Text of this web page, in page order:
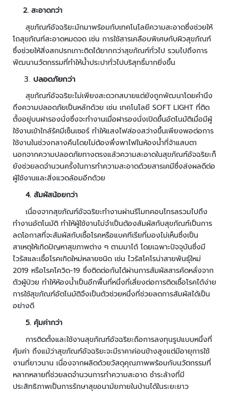
ว
จ
ส
อ
ค
ว
า
ป
ล
อ
ด
ภั
ย
เ
รื่
อ
ง
ต
ร
ว
จ
จั
ล
ห
ะ
แ
ล
ะ
2. สะอาดกว่า
สุขภัณฑ์อัจฉริยะมักมาพร้อมกับเทคโนโลยีความสะอาดซึ่งช่วยให้
โถสุขภัณฑ์สะอาดหมดจด เช่น การใช้สารเคลือบพิเศษกับผิวสุขภัณฑ์
ซึ่งช่วยให้สิ่งสกปรกเกาะติดได้ยากกว่าสุขภัณฑ์ทั่วไป รวมไปถึงการ
พัฒนานวัตกรรมที่ทำให้น้ำประปาทั่วไปบริสุทธิ์มากยิ่งขึ้น
ปลอดภัยกว่า
สุขภัณฑ์อัจฉริยะไม่เพียงสะดวกสบายแต่ยังถูกพัฒนาโดยคำนึง
ถึงความปลอดภัยเป็นหลักด้วย เช่น เทคโนโลยี SOFT LIGHT ที่ติด
ตั้งอยู่บนฝารองนั่งซึ่งจะทำงานเมื่อฝารองนั่งเปิดขึ้นอัตโนมัติเมื่อมีผู้
ใช้งานเข้าใกล้รัศมีเซ็นเซอร์ ทำให้แสงไฟส่องสว่างขึ้นเพียงพอต่อการ
ใช้งานในช่วงกลางคืนโดยไม่ต้องพึ่งพาไฟในห้องน้ำที่จ้าแสบตา
นอกจากความปลอดภัยทางตรงแล้วความสะอาดในสุขภัณฑ์อัจฉริยะก็
ยังช่วยลดจำนวนครั้งในการทำความสะอาดด้วยสารเคมีซึ่งส่งผลดีต่อ
ผู้ใช้งานและสิ่งแวดล้อมอีกด้วย
4. สัมผัสน้อยกว่า
เนื่องจากสุขภัณฑ์อัจฉริยะทำงานผ่านรีโมทคอนโทรลรวมไปถึง
ทำงานอัตโนมัติ ทำให้ผู้ใช้งานไม่จำเป็นต้องสัมผัสกับสุขภัณฑ์เป็นการ
ลดโอกาสที่จะสัมผัสกับเชื้อโรคหรือแบคทีเรียที่มองไม่เห็นซึ่งเป็น
สาเหตุให้เกิดปัญหาสุขภาพต่าง ๆ ตามมาได้ โดยเฉพาะปัจจุบันซึ่งมี
ไวรัสและเชื้อโรคเกิดใหม่หลายชนิด เช่น ไวรัสโคโรน่าสายพันธุ์ใหม่
2019 หรือโรคโควิด-19 ซึ่งติดต่อกันได้ผ่านการสัมผัสสารคัดหลั่งจาก
ตัวผู้ป่วย ทำให้ห้องน้ำเป็นอีกพื้นที่หนึ่งที่เสี่ยงต่อการติดเชื้อโรคได้ง่าย
การใช้สุขภัณฑ์อัตโนมัติจึงเป็นตัวช่วยหนึ่งที่ช่วยลดการสัมผัสได้เป็น
อย่างดี
5. คุ้มค่ากว่า
การติดตั้งและใช้งานสุขภัณฑ์อัจฉริยะถือการลงทุนรูปแบบหนึ่งที่
คุ้มค่า ถึงแม้ว่าสุขภัณฑ์อัจฉริยะจะมีราคาค่อนข้างสูงแต่มีอายุการใช้
งานที่ยาวนาน เนื่องจากผลิตด้วยวัสดุคุณภาพพร้อมกับนวัตกรรมที่
หลากหลายที่ช่วยลดจำนวนการทำความสะอาด ชำระล้างที่มี
ประสิทธิภาพเป็นการรักษาสุขอนามัยภายในบ้านได้ในระยะยาว